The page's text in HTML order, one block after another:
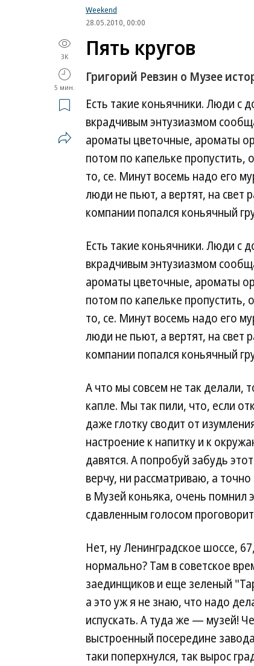
Weekend
28.05.2010, 00:00
3K
5 мин.
Пять кругов
Григорий Ревзин о Музее
Есть такие коньячники. Люди с
вкрадчивым энтузиазмом
ароматы цветочные, ароматы
потом по капельке пропустить,
то, се. Минут восемь надо его
люди не пьют, а вертят, на свет
компании попался коньячный
Есть такие коньячники. Люди с
вкрадчивым энтузиазмом
ароматы цветочные, ароматы
потом по капельке пропустить,
то, се. Минут восемь надо его
люди не пьют, а вертят, на свет
компании попался коньячный
А что мы совсем не так делали,
капле. Мы так пили, что, если
даже глотку сводит от
настроение к напитку и к
давятся. А попробуй забудь
верчу, ни рассматриваю, а
в Музей коньяка, очень помнил
сдавленным голосом
Нет, ну Ленинградское шоссе,
нормально? Там в советское
заединщиков и еще зеленый
а это уж я не знаю, что надо
испускать. А туда же — музей!
выстроенный посередине
таки поперхнулся, так вырос